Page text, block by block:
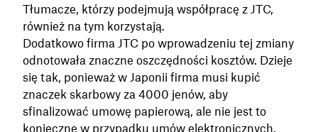
Tłumacze, którzy podejmują współpracę z JTC,
również na tym korzystają.
Dodatkowo firma JTC po wprowadzeniu tej zmiany
odnotowała znaczne oszczędności kosztów. Dzieje
się tak, ponieważ w Japonii firma musi kupić
znaczek skarbowy za 4000 jenów, aby
sfinalizować umowę papierową, ale nie jest to
konieczne w przypadku umów elektronicznych.